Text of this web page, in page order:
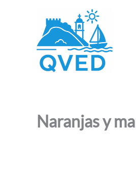
Naranjas y